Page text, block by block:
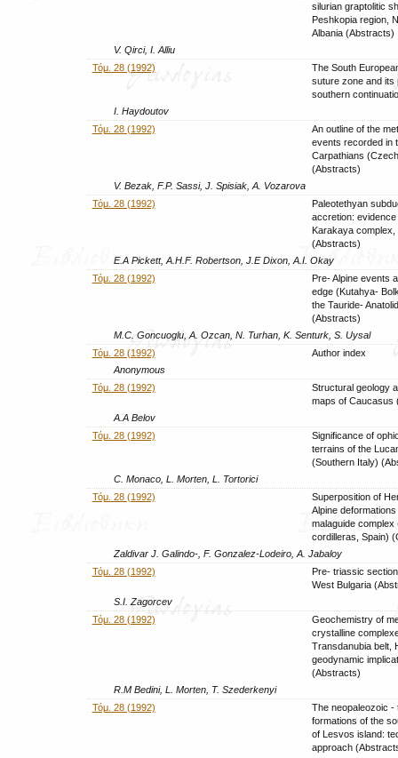
silurian graptolitic
Peshkopia region,
Albania (Abstracts)
V. Qirci, I. Alliu
Τόμ. 28 (1992)
The South
suture zone and its
southern
I. Haydoutov
Τόμ. 28 (1992)
An outline of the
events recorded in
Carpathians
(Abstracts)
V. Bezak, F.P. Sassi, J. Spisiak, A. Vozarova
Τόμ. 28 (1992)
Paleotethyan
accretion: evidence
Karakaya
(Abstracts)
E.A Pickett, A.H.F. Robertson, J.E Dixon, A.I. Okay
Τόμ. 28 (1992)
Pre- Alpine events
edge (Kutahya-
the Tauride-
(Abstracts)
M.C. Goncuoglu, A. Ozcan, N. Turhan, K. Senturk, S. Uysal
Τόμ. 28 (1992)
Author index
Anonymous
Τόμ. 28 (1992)
Structural geology
maps of Caucasus
A.A Belov
Τόμ. 28 (1992)
Significance of
terrains of the
(Southern Italy)
C. Monaco, L. Morten, L. Tortorici
Τόμ. 28 (1992)
Superposition of
Alpine deformations
malaguide complex
cordilleras, Spain)
Zaldivar J. Galindo-, F. Gonzalez-Lodeiro, A. Jabaloy
Τόμ. 28 (1992)
Pre- triassic
West Bulgaria
S.I. Zagorcev
Τόμ. 28 (1992)
Geochemistry of
crystalline
Transdanubia belt,
geodynamic
(Abstracts)
R.M Bedini, L. Morten, T. Szederkenyi
Τόμ. 28 (1992)
The neopaleozoic -
formations of the
of Lesvos island:
approach